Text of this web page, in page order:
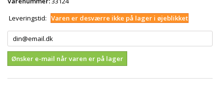
Leveringstid: Varen er desværre ikke på lager i øjeblikket
Ønsker e-mail når varen er på lager